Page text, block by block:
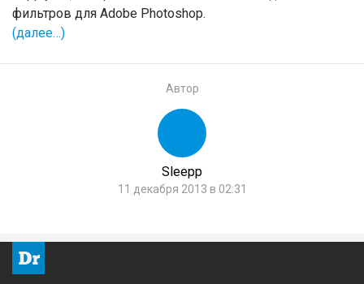
фильтров для Adobe Photoshop.
(далее…)
Автор
Sleepp
11 декабря 2013 в 02:31